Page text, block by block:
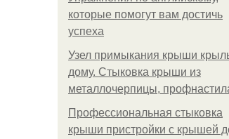
которые помогут вам достичь
успеха
Узел примыкания крыши
дому. Стыковка крыши из
металлочерпицы,
Профессиональная стыковка
крыши пристройки с крышей